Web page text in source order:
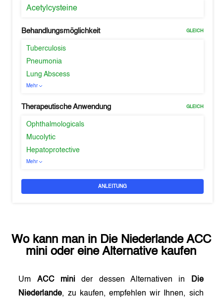
Acetylcysteine
Behandlungsmöglichkeit GLEICH
Tuberculosis
Pneumonia
Lung Abscess
Mehr
Therapeutische Anwendung GLEICH
Ophthalmologicals
Mucolytic
Hepatoprotective
Mehr
ANLEITUNG
Wo kann man in Die Niederlande ACC
mini oder eine Alternative kaufen
Um ACC mini der dessen Alternativen in
Die
Niederlande, zu kaufen, empfehlen wir Ihnen, sich